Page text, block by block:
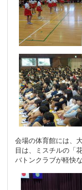
会場の体育館には、
目は、ミスチルの「
バトンクラブが軽快